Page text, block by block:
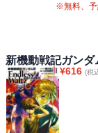
※無料、予
新機動戦記ガン
¥616 (税